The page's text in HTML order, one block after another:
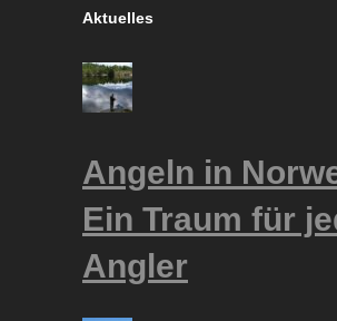
Aktuelles
Angeln in
Ein Traum für
Angler